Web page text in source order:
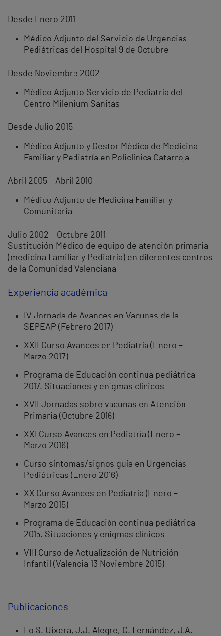
Desde Enero 2011
Médico Adjunto del Servicio de Urgencias
Pediátricas del Hospital 9 de Octubre
Desde Noviembre 2002
Médico Adjunto Servicio de Pediatría del
Centro Milenium Sanitas
Desde Julio 2015
Médico Adjunto y Gestor Médico de Medicina
Familiar y Pediatría en Policlínica Catarroja
Abril 2005 – Abril 2010
Médico Adjunto de Medicina Familiar y
Comunitaria
Julio 2002 – Octubre 2011
Sustitución Médico de equipo de atención primaria
(medicina Familiar y Pediatría) en diferentes centros
de la Comunidad Valenciana
Experiencia académica
IV Jornada de Avances en Vacunas de la
SEPEAP (Febrero 2017)
XXII Curso Avances en Pediatría (Enero –
Marzo 2017)
Programa de Educación continua pediátrica
2017. Situaciones y enigmas clínicos
XVII Jornadas sobre vacunas en Atención
Primaria (Octubre 2016)
XXI Curso Avances en Pediatría (Enero –
Marzo 2016)
Curso síntomas/signos guía en Urgencias
Pediátricas (Enero 2016)
XX Curso Avances en Pediatría (Enero –
Marzo 2015)
Programa de Educación continua pediátrica
2015. Situaciones y enigmas clínicos
VIII Curso de Actualización de Nutrición
Infantil (Valencia 13 Noviembre 2015)
Publicaciones
Lo S. Uixera, J.J. Alegre, C. Fernández, J.A.